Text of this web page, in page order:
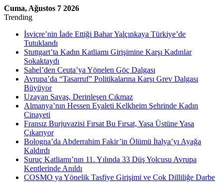
Cuma, Ağustos 7 2026
Trending
İsviçre’nin İade Ettiği Bahar Yalçınkaya Türkiye’de
Tutuklandı
Stuttgart’ta Kadın Katliamı Girişimine Karşı Kadınlar
Sokaktaydı
Sahel’den Ceuta’ya Yönelen Göç Dalgası
Avrupa’da “Tasarruf” Politikalarına Karşı Grev Dalgası
Büyüyor
Uzayan Savaş, Derinleşen Çıkmaz
Almanya’nın Hessen Eyaleti Kelkheim Şehrinde Kadın
Cinayeti
Fransız Burjuvazisi Fırsat Bu Fırsat, Yasa Üstüne Yasa
Çıkarıyor
Bologna’da Abderrahim Fakir’in Ölümü İtalya’yı Ayağa
Kaldırdı
Suruç Katliamı’nın 11. Yılında 33 Düş Yolcusu Avrupa
Kentlerinde Anıldı
COSMO ya Yönelik Tasfiye Girişimi ve Çok Dilliliğe Darbe